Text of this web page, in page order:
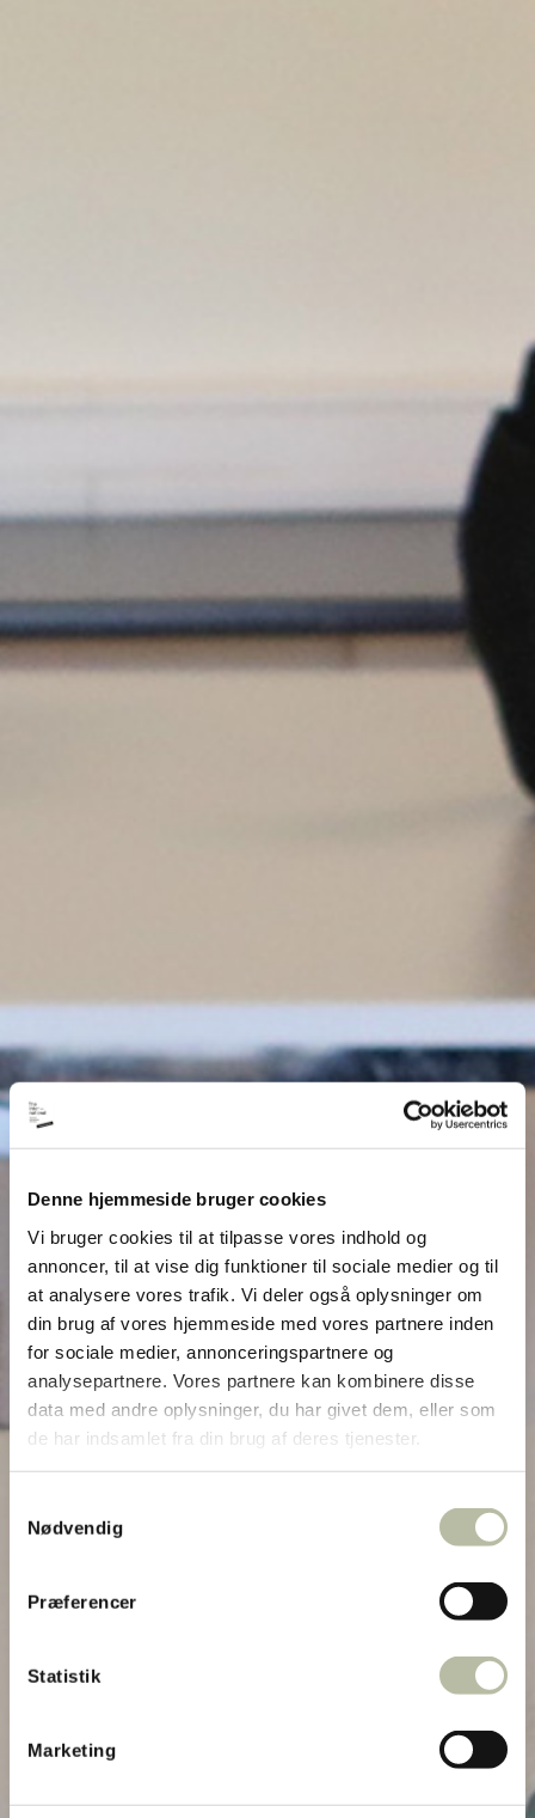
Denne hjemmeside bruger cookies
Vi bruger cookies til at tilpasse vores indhold og
annoncer, til at vise dig funktioner til sociale medier og til
at analysere vores trafik. Vi deler også oplysninger om
din brug af vores hjemmeside med vores partnere inden
for sociale medier, annonceringspartnere og
analysepartnere. Vores partnere kan kombinere disse
data med andre oplysninger, du har givet dem, eller som
de har indsamlet fra din brug af deres tjenester.
Nødvendig
Præferencer
Statistik
Marketing